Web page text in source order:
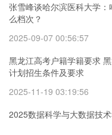
张雪峰谈哈尔滨医科大学
么档次？
2025-09-07 00:56:57
黑龙江高考户籍学籍要求
计划招生条件及要求
2025-11-19 03:19:56
2025数据科学与大数据技